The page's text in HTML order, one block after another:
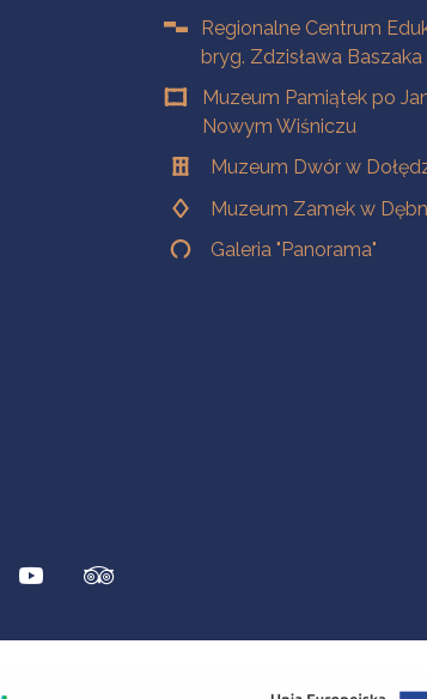
Regionalne Centrum
bryg. Zdzisława Baszaka
Muzeum Pamiątek po
Nowym Wiśniczu
Muzeum Dwór w
Muzeum Zamek w
Galeria "Panorama"